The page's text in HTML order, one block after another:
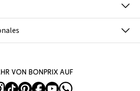
von bonprix auf